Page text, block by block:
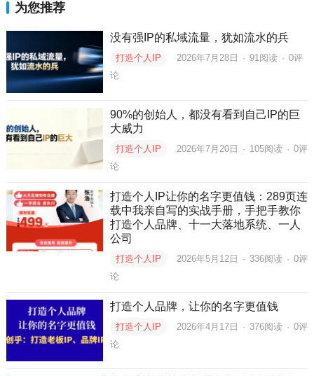
为您推荐
没有强IP的私域流量，犹如流水的兵
打造个人IP 2026年7月28日 · 91阅读 · 0评
论
90%的创始人，都没有看到自己IP的巨
大威力
打造个人IP 2026年7月20日 · 105阅读 · 0评
论
打造个人IP让你的名字更值钱：289页连
载中我亲自写的实战手册，手把手教你
打造个人品牌、十一大落地系统、一人
公司
打造个人IP 2026年5月12日 · 336阅读 · 0评
论
打造个人品牌，让你的名字更值钱
打造个人IP 2026年4月17日 · 376阅读 · 0评
论